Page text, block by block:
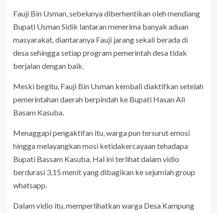
Fauji Bin Usman, sebelunya diberhentikan oleh mendiang
Bupati Usman Sidik lantaran menerima banyak aduan
masyarakat, diantaranya Fauji jarang sekali berada di
desa sehingga setiap program pemerintah desa tidak
berjalan dengan baik.
Meski begitu, Fauji Bin Usman kembali diaktifkan setelah
pemerintahan daerah berpindah ke Bupati Hasan Ali
Basam Kasuba.
Menaggapi pengaktifan itu, warga pun tersurut emosi
hingga melayangkan mosi ketidakercayaan tehadapa
Bupati Bassam Kasuba. Hal ini terlihat dalam vidio
berdurasi 3,15 menit yang dibagikan ke sejumlah group
whatsapp.
Dalam vidio itu, memperlihatkan warga Desa Kampung